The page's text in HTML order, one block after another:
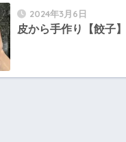
2024年3月6日
皮から手作り【餃子